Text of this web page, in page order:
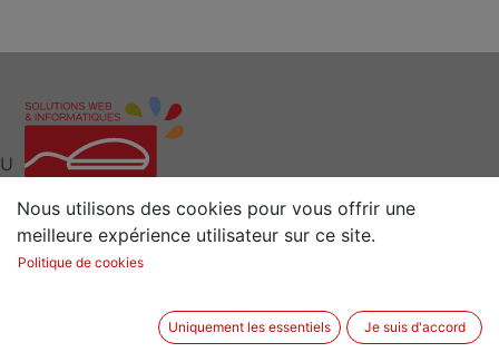
Interlocuteur clé pour vos Solutions Web et
Informatiques
2 rue de la Sénestrais
U
Nous utilisons des cookies pour vous offrir une
meilleure expérience utilisateur sur ce site.
Politique de cookies
Uniquement les essentiels Je suis d'accord